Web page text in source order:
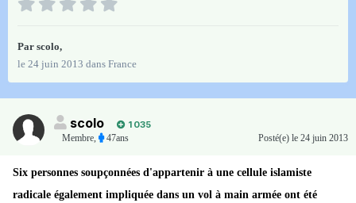
Par scolo,
le 24 juin 2013 dans France
scolo
1 035
Membre, 47ans Posté(e) le 24 juin 2013
Six personnes soupçonnées d'appartenir à une cellule islamiste
radicale également impliquée dans un vol à main armée ont été